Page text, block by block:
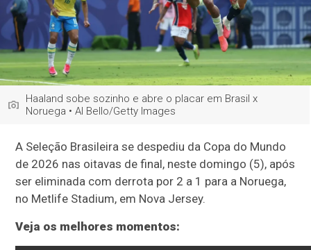
Haaland sobe sozinho e abre o placar em Brasil x
Noruega • Al Bello/Getty Images
A Seleção Brasileira se despediu da Copa do Mundo
de 2026 nas oitavas de final, neste domingo (5), após
ser eliminada com derrota por 2 a 1 para a Noruega,
no Metlife Stadium, em Nova Jersey.
Veja os melhores momentos: